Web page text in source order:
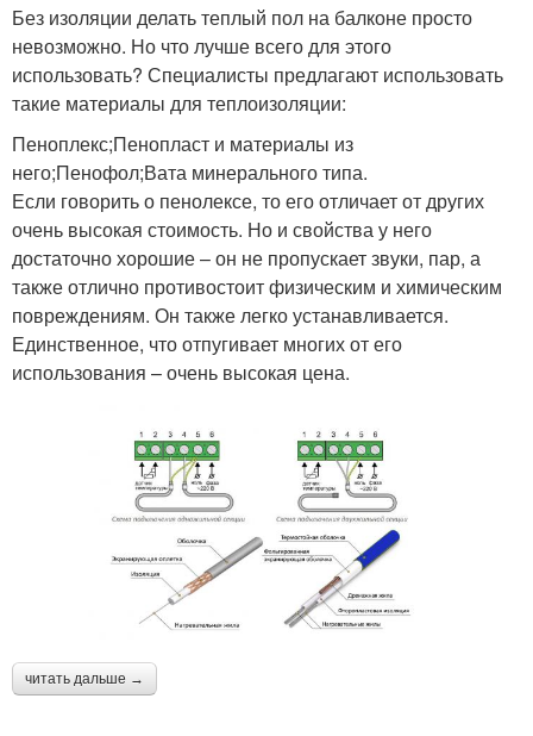
Без изоляции делать теплый пол на балконе просто
невозможно. Но что лучше всего для этого
использовать? Специалисты предлагают использовать
такие материалы для теплоизоляции:
Пеноплекс;Пенопласт и материалы из
него;Пенофол;Вата минерального типа.
Если говорить о пенолексе, то его отличает от других
очень высокая стоимость. Но и свойства у него
достаточно хорошие – он не пропускает звуки, пар, а
также отлично противостоит физическим и химическим
повреждениям. Он также легко устанавливается.
Единственное, что отпугивает многих от его
использования – очень высокая цена.
читать дальше →